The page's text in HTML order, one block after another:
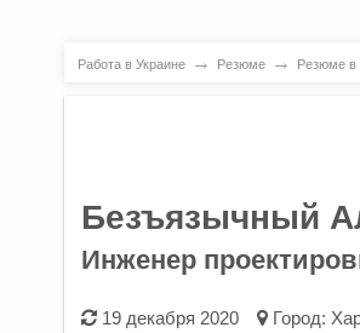
Работа в Украине → Резюме → Резюме в
Безъязычный
Инженер
19 декабря 2020 Город: